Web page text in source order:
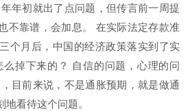
年初就出了点问题，但传言前一周提
不靠谱，会加息。 在实际法定存款准
个月后，中国的经济政策落实到了实
掉下来的？ 自信的问题，心理的问
目前来说，不是通胀预期，就是做通
地看待这个问题。